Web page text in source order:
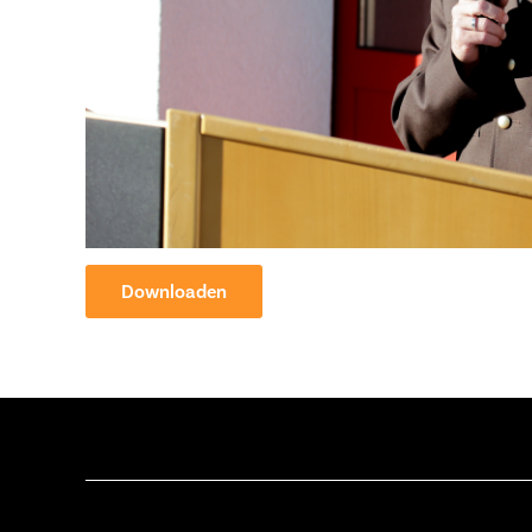
Downloaden